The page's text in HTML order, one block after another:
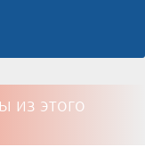
из этого